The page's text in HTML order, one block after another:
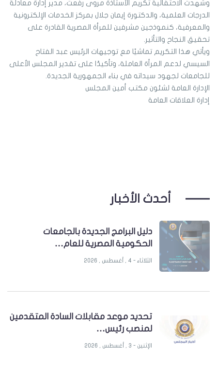
وشهدت الاحتفالية تكريم الأستاذة مروى رفعت، مدير إدارة معادلة
الدرجات العلمية، والدكتورة إيمان جلال بمركز الخدمات الإلكترونية
والمعرفية، كنموذجين مشرفين للمرأة المصرية القادرة على
تحقيق النجاح والتأثير.
ويأتي هذا التكريم تماشيًا مع توجيهات الرئيس عبد الفتاح
السيسي لدعم المرأة العاملة، وتأكيدًا على تقدير المجلس الأعلى
للجامعات لجهود سيداته في بناء الجمهورية الجديدة.
الإدارة العامة لشئون مكتب أمين المجلس
إدارة العلاقات العامة
أحدث الأخبار
دليل البرامج الجديدة بالجامعات
الحكومية المصرية للعام…
الثلاثاء - 4 , أغسطس , 2026
تحديد موعد مقابلات السادة المتقدمين
لمنصب رئيس…
الإثنين - 3 , أغسطس , 2026